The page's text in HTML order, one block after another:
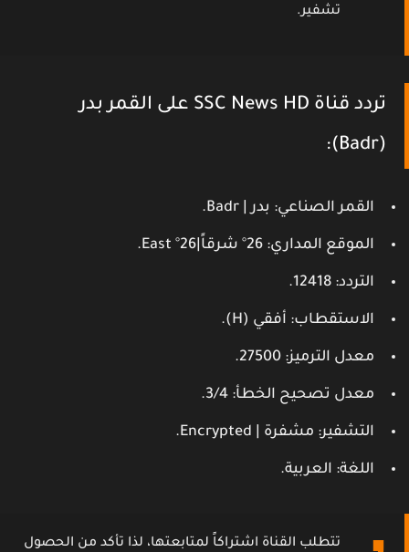
تشفير.
تردد قناة SSC News HD على القمر بدر
القمر الصناعي: بدر | Badr.
الموقع المداري: 26° شرقاً|26° East.
التردد: 12418.
الاستقطاب: أفقي (H).
معدل الترميز: 27500.
معدل تصحيح الخطأ: 3/4.
التشفير: مشفرة | Encrypted.
اللغة: العربية.
تتطلب القناة اشتراكاً لمتابعتها، لذا تأكد من الحصول